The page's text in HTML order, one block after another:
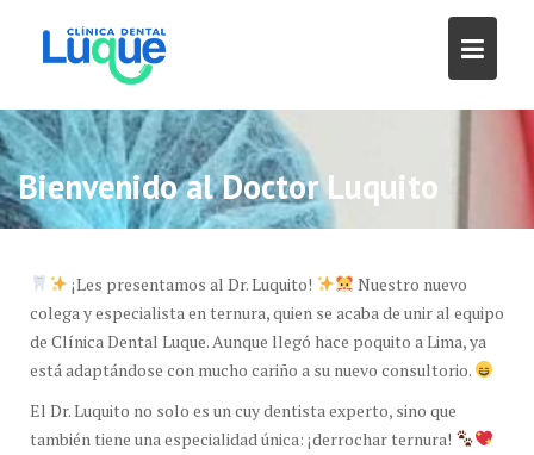
content
Bienvenido al Doctor Luquito
¡Les presentamos al Dr. Luquito!
Nuestro nuevo
colega y especialista en ternura, quien se acaba de unir al equipo
de Clínica Dental Luque. Aunque llegó hace poquito a Lima, ya
está adaptándose con mucho cariño a su nuevo consultorio.
El Dr. Luquito no solo es un cuy dentista experto, sino que
también tiene una especialidad única: ¡derrochar ternura!